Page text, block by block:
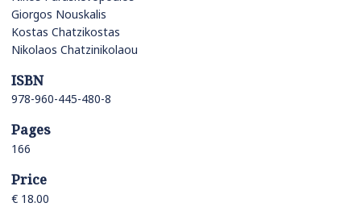
Giorgos Nouskalis
Kostas Chatzikostas
Nikolaos Chatzinikolaou
ISBN
978-960-445-480-8
Pages
166
Price
€ 18.00